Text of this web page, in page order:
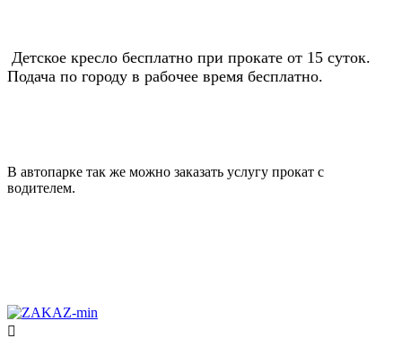
Детское кресло бесплатно при прокате от 15 суток.
Подача по городу в рабочее время бесплатно.
В автопарке так же можно заказать услугу прокат с
водителем.